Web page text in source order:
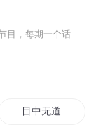
圈 目中无道